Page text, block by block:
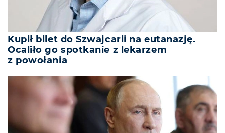
Kupił bilet do Szwajcarii na eutanazję.
Ocaliło go spotkanie z lekarzem
z powołania